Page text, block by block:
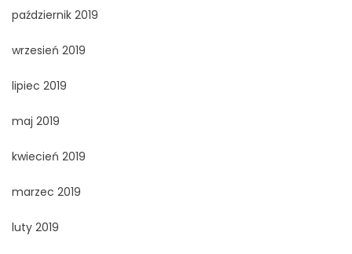
październik 2019
wrzesień 2019
lipiec 2019
maj 2019
kwiecień 2019
marzec 2019
luty 2019